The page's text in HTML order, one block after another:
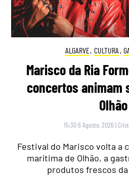
ALGARVE, CULTURA ,
Marisco da Ria
concertos animam
Olhão
15:30 6 Agosto, 2026 |
Festival do Marisco volta a
marítima de Olhão, a
produtos frescos da